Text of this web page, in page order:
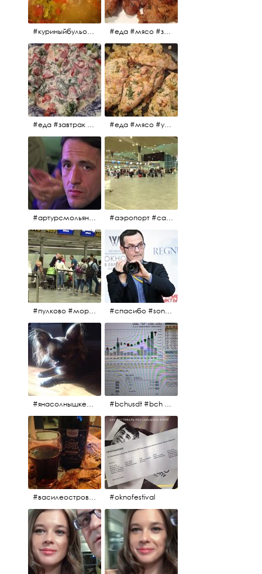
#куриныйбульон #лавровыйлист #помидоры #картофель #чеснок #лук #морковь #приправы #перецдушистый #курица #ужин #еда #сольповкусу #жёлтыйкарри #имбирь #кориандр #кокос #лимонныйсок #оливковоемасло #кумин #кайенскийперец #еда #мясо #завтрак #источниквдохновения #люблюготовить
#еда #завтрак #витамины #помидоры #укроп #огурцы #сметана #салат #еда #мясо #утро #завтрак #едакакисточниквдохновения
#артурсмольянинов @melnikovadsh #artursmolyaninov #аэропорт #санктпетербург #пулково #мореморе #моремолнцепесок #дваночи
#пулково #море #песок #лето #морепесоксолнце #дваночи #спасибо #sony #nikon #oknofestivsl @alex_kurov #aplgallery
#янасолнышкележу #янасолнышкогляжу #чихуахуа #bchusdt #bch #usdt #sell #buy #exchange #markets #bitcoincash #cryptocurrency #pump
#василеостровское #синяяборода #пиво #пивовобла #вобла #рыба #oknofestival